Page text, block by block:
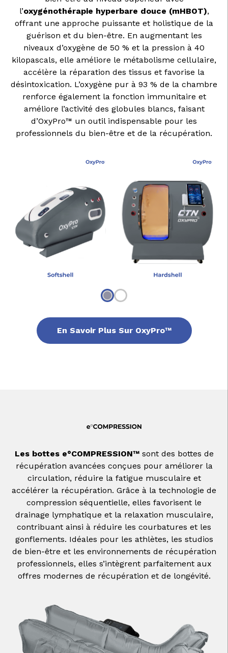
l’oxygénothérapie hyperbare douce (mHBOT),
offrant une approche puissante et holistique de la
guérison et du bien-être. En augmentant les
niveaux d’oxygène de 50 % et la pression à 40
kilopascals, elle améliore le métabolisme cellulaire,
accélère la réparation des tissus et favorise la
désintoxication. L’oxygène pur à 93 % de la chambre
renforce également la fonction immunitaire et
améliore l’activité des globules blancs, faisant
d’OxyPro™ un outil indispensable pour les
professionnels du bien-être et de la récupération.
En Savoir Plus Sur OxyPro™
Les bottes e°COMPRESSION™sont des bottes de
récupération avancées conçues pour améliorer la
circulation, réduire la fatigue musculaire et
accélérer la récupération. Grâce à la technologie de
compression séquentielle, elles favorisent le
drainage lymphatique et la relaxation musculaire,
contribuant ainsi à réduire les courbatures et les
gonflements. Idéales pour les athlètes, les studios
de bien-être et les environnements de récupération
professionnels, elles s’intègrent parfaitement aux
offres modernes de récupération et de longévité.